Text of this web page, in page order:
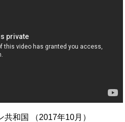
共和国 （2017年10月）